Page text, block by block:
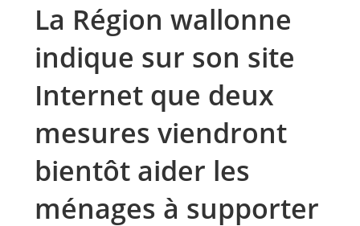
La Région wallonne
indique sur son site
Internet que deux
mesures viendront
bientôt aider les
ménages à supporter